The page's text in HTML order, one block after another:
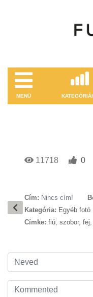
MENÜ
11718
0
Cím: Nincs cím!
Kategória: Egyéb fotó
Címke: fiú, szobor, fej,